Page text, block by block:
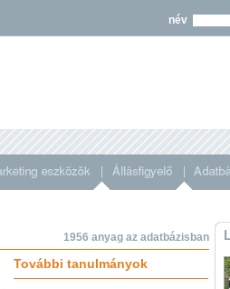
név
1956 anyag az adatbázisban
További tanulmányok